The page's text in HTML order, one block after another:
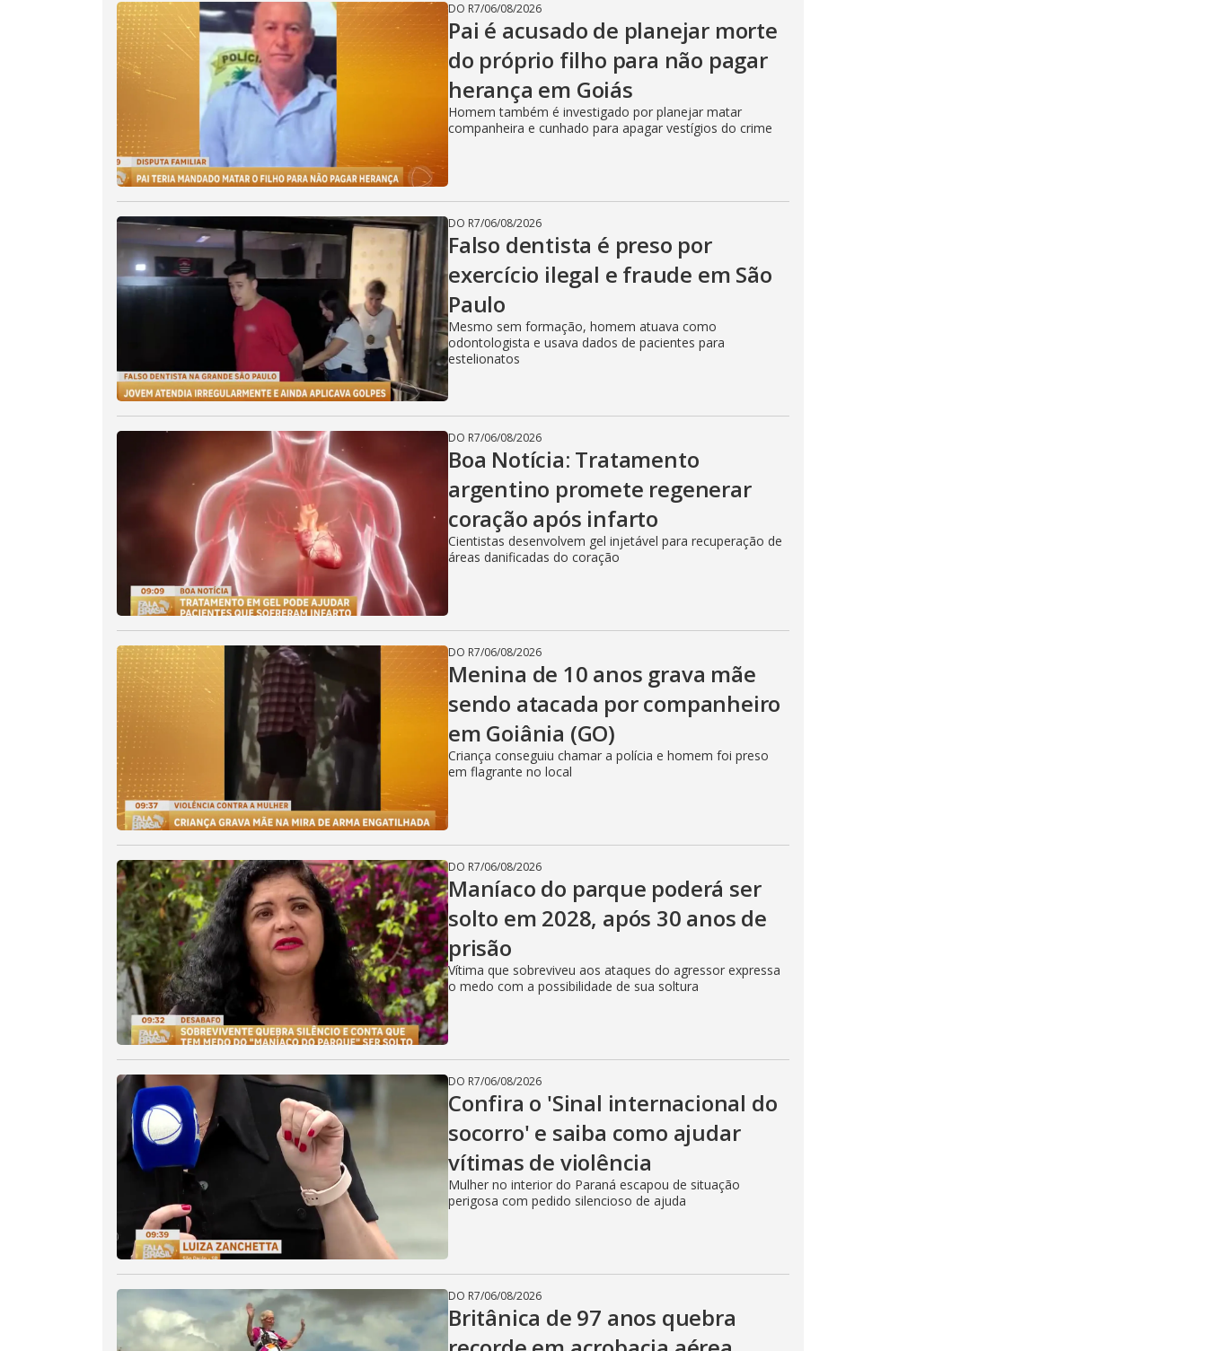
DO R7/06/08/2026
Pai é acusado de planejar morte
do próprio filho para não pagar
herança em Goiás
Homem também é investigado por planejar matar
companheira e cunhado para apagar vestígios do crime
DO R7/06/08/2026
Falso dentista é preso por
exercício ilegal e fraude em São
Paulo
Mesmo sem formação, homem atuava como
odontologista e usava dados de pacientes para
estelionatos
DO R7/06/08/2026
Boa Notícia: Tratamento
argentino promete regenerar
coração após infarto
Cientistas desenvolvem gel injetável para recuperação de
áreas danificadas do coração
DO R7/06/08/2026
Menina de 10 anos grava mãe
sendo atacada por companheiro
em Goiânia (GO)
Criança conseguiu chamar a polícia e homem foi preso
em flagrante no local
DO R7/06/08/2026
Maníaco do parque poderá ser
solto em 2028, após 30 anos de
prisão
Vítima que sobreviveu aos ataques do agressor expressa
o medo com a possibilidade de sua soltura
DO R7/06/08/2026
Confira o 'Sinal internacional do
socorro' e saiba como ajudar
vítimas de violência
Mulher no interior do Paraná escapou de situação
perigosa com pedido silencioso de ajuda
DO R7/06/08/2026
Britânica de 97 anos quebra